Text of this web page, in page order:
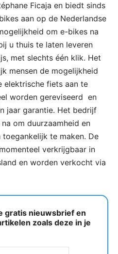
Ficaja en biedt sinds
aan op de Nederlandse
om e-bikes na
u thuis te laten leveren
met slechts één klik. Het
mensen de mogelijkheid
elektrische fiets aan te
worden gereviseerd en
jaar garantie. Het bedrijf
om duurzaamheid en
te maken. De
verkrijgbaar in
en worden verkocht via
gratis nieuwsbrief en
zoals deze in je